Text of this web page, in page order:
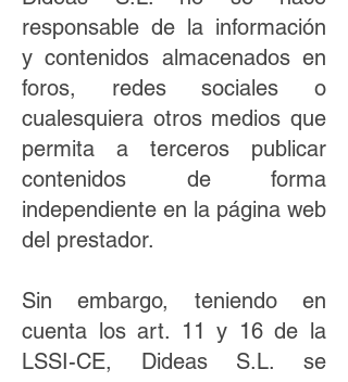
responsable de la información
y contenidos almacenados en
foros, redes sociales o
cualesquiera otros medios que
permita a terceros publicar
contenidos de forma
independiente en la página web
del prestador.
Sin embargo, teniendo en
cuenta los art. 11 y 16 de la
LSSI-CE, Dideas S.L. se